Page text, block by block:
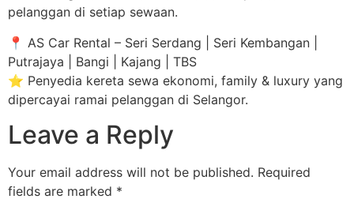
pelanggan di setiap sewaan.
📍 AS Car Rental – Seri Serdang | Seri Kembangan |
Putrajaya | Bangi | Kajang | TBS
⭐ Penyedia kereta sewa ekonomi, family & luxury yang
dipercayai ramai pelanggan di Selangor.
Leave a Reply
Your email address will not be published. Required
fields are marked *